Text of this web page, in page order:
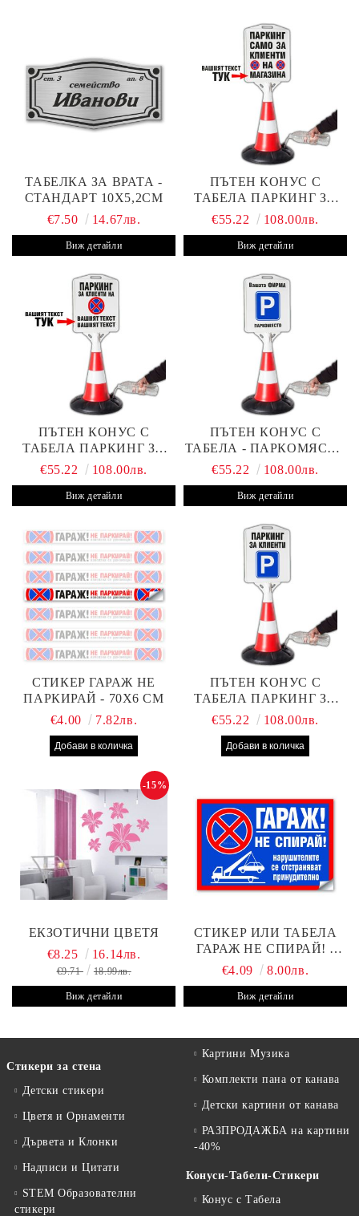
ТАБЕЛКА ЗА ВРАТА -
СТАНДАРТ 10Х5,2СМ
€7.50
14.67лв.
Виж детайли
ПЪТЕН КОНУС С
ТАБЕЛА ПАРКИНГ ЗА
КЛИЕНТИ
€55.22 108.00лв.
Виж детайли
ПЪТЕН КОНУС С
ТАБЕЛА ПАРКИНГ ЗА
КЛИЕНТИ С ВАШ ТЕКСТ
€55.22 108.00лв.
Виж детайли
ПЪТЕН КОНУС С
ТАБЕЛА - ПАРКОМЯСТО
(С ВАШАТА ФИРМА)
€55.22 108.00лв.
Виж детайли
СТИКЕР ГАРАЖ НЕ
ПАРКИРАЙ - 70Х6 СМ
€4.00
7.82лв.
ПЪТЕН КОНУС С
ТАБЕЛА ПАРКИНГ ЗА
КЛИЕНТИ
€55.22 108.00лв.
ЕКЗОТИЧНИ ЦВЕТЯ
-15%
€8.25 16.14лв.
€9.71 18.99лв.
Виж детайли
СТИКЕР ИЛИ ТАБЕЛА
ГАРАЖ НЕ СПИРАЙ! -
30Х19 СМ
€4.09 8.00лв.
Виж детайли
Стикери за стена
Детски стикери
Цветя и Орнаменти
Дървета и Клонки
Надписи и Цитати
STEM Образователни
стикери
Картини Музика
Комплекти пана от канава
Детски картини от канава
РАЗПРОДАЖБА на картини
-40%
Конуси-Табели-Стикери
Конус с Табела